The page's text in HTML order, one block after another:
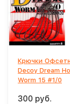
Крючки
Decoy Dream
Worm 15 #1/0
300 руб.